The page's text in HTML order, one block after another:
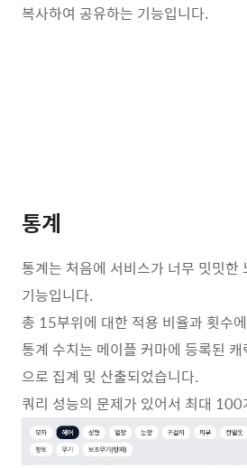
복사하여 공유하는 기능입니다.
통계
통계는 처음에 서비스가 너무 밋밋한
기능입니다.
총 15부위에 대한 적용 비율과 횟수
통계 수치는 메이플 커마에 등록된
으로 집계 및 산출되었습니다.
쿼리 성능의 문제가 있어서 최대